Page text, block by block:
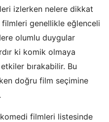
izlerken nelere dikkat
genellikle eğlenceli
olumlu duygular
ki komik olmaya
bırakabilir. Bu
doğru film seçimine
filmleri listesinde